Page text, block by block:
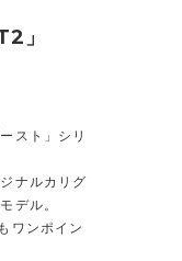
」
スト」シリ
ナルカリグ
デル。
ワンポイン